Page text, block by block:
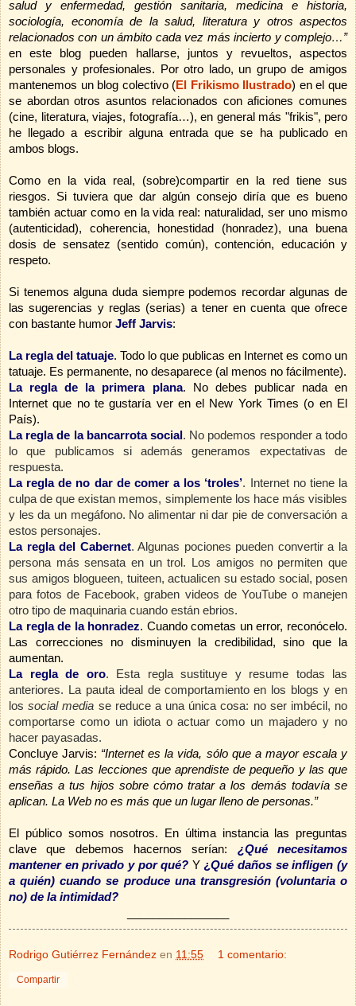
salud y enfermedad, gestión sanitaria, medicina e historia,
sociología, economía de la salud, literatura y otros aspectos
relacionados con un ámbito cada vez más incierto y complejo…”
en este blog pueden hallarse, juntos y revueltos, aspectos
personales y profesionales. Por otro lado, un grupo de amigos
mantenemos un blog colectivo (El Frikismo Ilustrado) en el que
se abordan otros asuntos relacionados con aficiones comunes
(cine, literatura, viajes, fotografía…), en general más "frikis", pero
he llegado a escribir alguna entrada que se ha publicado en
ambos blogs.
Como en la vida real, (sobre)compartir en la red tiene sus
riesgos. Si tuviera que dar algún consejo diría que es bueno
también actuar como en la vida real: naturalidad, ser uno mismo
(autenticidad), coherencia, honestidad (honradez), una buena
dosis de sensatez (sentido común), contención, educación y
respeto.
Si tenemos alguna duda siempre podemos recordar algunas de
las sugerencias y reglas (serias) a tener en cuenta que ofrece
con bastante humor Jeff Jarvis:
La regla del tatuaje. Todo lo que publicas en Internet es como un
tatuaje. Es permanente, no desaparece (al menos no fácilmente).
La regla de la primera plana. No debes publicar nada en
Internet que no te gustaría ver en el New York Times (o en El
País).
La regla de la bancarrota social . No podemos responder a todo
lo que publicamos si además generamos expectativas de
respuesta.
La regla de no dar de comer a los ‘troles’. Internet no tiene la
culpa de que existan memos, simplemente los hace más visibles
y les da un megáfono. No alimentar ni dar pie de conversación a
estos personajes.
La regla del Cabernet. Algunas pociones pueden convertir a la
persona más sensata en un trol. Los amigos no permiten que
sus amigos blogueen, tuiteen, actualicen su estado social, posen
para fotos de Facebook, graben videos de YouTube o manejen
otro tipo de maquinaria cuando están ebrios.
La regla de la honradez. Cuandocometas un error, reconócelo.
Las correcciones no disminuyen la credibilidad, sino que la
aumentan.
La regla de oro. Esta regla sustituye y resume todas las
anteriores. La pauta ideal de comportamiento en los blogs y en
lossocial media se reduce a una única cosa: no ser imbécil, no
comportarse como un idiota o actuar como un majadero y no
hacer payasadas.
Concluye Jarvis: “Internet es la vida, sólo que a mayor escala y
más rápido. Las lecciones que aprendiste de pequeño y las que
enseñas a tus hijos sobre cómo tratar a los demás todavía se
aplican. La Web no es más que un lugar lleno de personas.”
El público somos nosotros. En última instancia las preguntas
clave que debemos hacernos serían: ¿Qué necesitamos
mantener en privado y por qué? Y ¿Qué daños se infligen (y
a quién) cuando se produce una transgresión (voluntaria o
no) de la intimidad?
Rodrigo Gutiérrez Fernández en 11:55 1 comentario:
Compartir